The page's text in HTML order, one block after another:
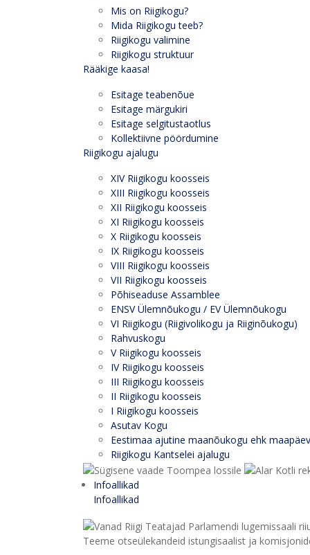
Mis on Riigikogu?
Mida Riigikogu teeb?
Riigikogu valimine
Riigikogu struktuur
Rääkige kaasa!
Esitage teabenõue
Esitage märgukiri
Esitage selgitustaotlus
Kollektiivne pöördumine
Riigikogu ajalugu
XIV Riigikogu koosseis
XIII Riigikogu koosseis
XII Riigikogu koosseis
XI Riigikogu koosseis
X Riigikogu koosseis
IX Riigikogu koosseis
VIII Riigikogu koosseis
VII Riigikogu koosseis
Põhiseaduse Assamblee
ENSV Ülemnõukogu / EV Ülemnõukogu
VI Riigikogu (Riigivolikogu ja Riiginõukogu)
Rahvuskogu
V Riigikogu koosseis
IV Riigikogu koosseis
III Riigikogu koosseis
II Riigikogu koosseis
I Riigikogu koosseis
Asutav Kogu
Eestimaa ajutine maanõukogu ehk maapäev
Riigikogu Kantselei ajalugu
Infoallikad
Infoallikad
Teeme otseülekandeid istungisaalist ja